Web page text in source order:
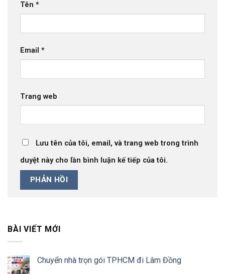
Tên *
Email *
Trang web
Lưu tên của tôi, email, và trang web trong trình
duyệt này cho lần bình luận kế tiếp của tôi.
BÀI VIẾT MỚI
Chuyển nhà trọn gói TPHCM đi Lâm Đồng